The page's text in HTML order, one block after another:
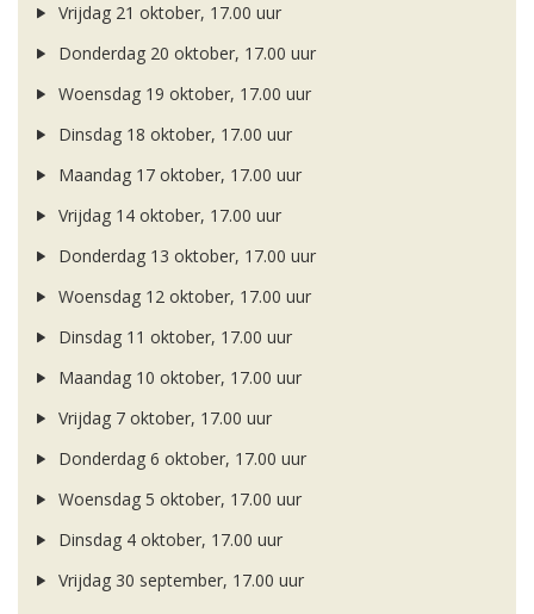
Vrijdag 21 oktober, 17.00 uur
Donderdag 20 oktober, 17.00 uur
Woensdag 19 oktober, 17.00 uur
Dinsdag 18 oktober, 17.00 uur
Maandag 17 oktober, 17.00 uur
Vrijdag 14 oktober, 17.00 uur
Donderdag 13 oktober, 17.00 uur
Woensdag 12 oktober, 17.00 uur
Dinsdag 11 oktober, 17.00 uur
Maandag 10 oktober, 17.00 uur
Vrijdag 7 oktober, 17.00 uur
Donderdag 6 oktober, 17.00 uur
Woensdag 5 oktober, 17.00 uur
Dinsdag 4 oktober, 17.00 uur
Vrijdag 30 september, 17.00 uur